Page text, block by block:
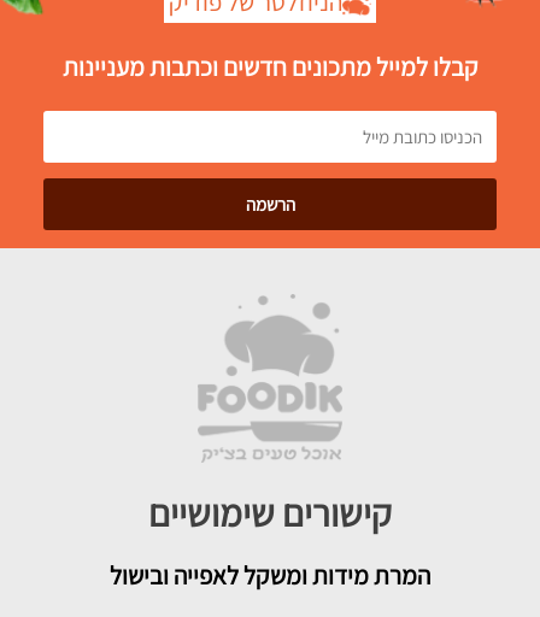
קבלו למייל מתכונים חדשים וכתבות מעניינות
קישורים שימושיים
המרת מידות ומשקל לאפייה ובישול